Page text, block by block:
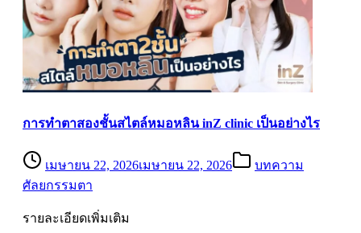
การทำตาสองชั้นสไตล์หมอหลิน inZ clinic เป็นอย่างไร
เมษายน 22, 2026เมษายน 22, 2026
บทความ
ศัลยกรรมตา
รายละเอียดเพิ่มเติม